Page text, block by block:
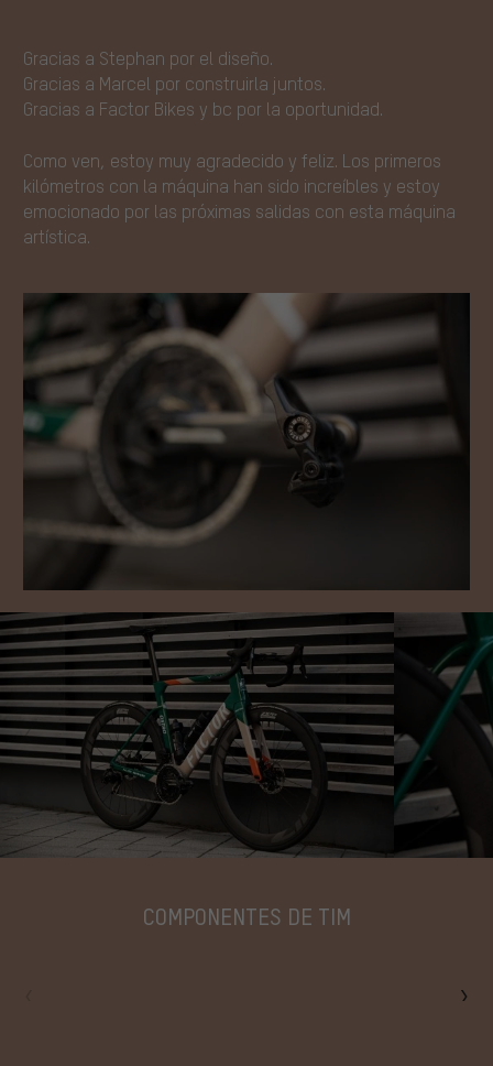
Gracias a Stephan por el diseño.
Gracias a Marcel por construirla juntos.
Gracias a Factor Bikes y bc por la oportunidad.
Como ven, estoy muy agradecido y feliz. Los primeros
kilómetros con la máquina han sido increíbles y estoy
emocionado por las próximas salidas con esta máquina
artística.
COMPONENTES DE TIM